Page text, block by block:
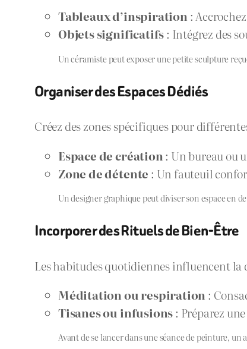
Tableaux d’inspiration :
Objets significatifs: Intégrez des
Un céramiste peut exposer une petite sculpture
Organiser des Espaces Dédiés
Créez des zones spécifiques pour
Espace de création : Un bureau ou
Zone de détente : Un fauteuil
Un designer graphique peut diviser son espace en
Incorporer des Rituels de Bien-Être
Les habitudes quotidiennes influencent la
Méditation ou respiration :
Tisanes ou infusions: Préparez
Avant de se lancer dans une séance de peinture,